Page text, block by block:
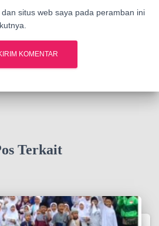
situs web saya pada peramban ini
Terkait